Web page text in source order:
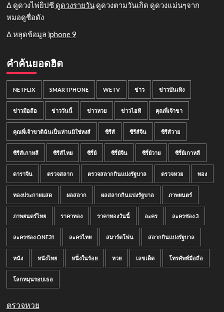
Δ ดูดวงไพ่ยิปซี ดูดวงรายวันดูดวงตามวันเกิด ดูดวงแม่นๆจาก
หมอดูชื่อดัง
Δ หลุดข้อมูล iphone 9
คำค้นยอดฮิต
NETFLIX SMARTPHONE WETV ข่าว ข่าวบันเทิง
ข่าวมือถือ ข่าววันนี้ ข่าวหวย ข่าวไอที คุณพี่เจ้าขา
คุณพี่เจ้าขาดิฉันเป็นห่านมิใช่หงส์ ซีรีส์ ซีรีส์จีน ซีรีส์วาย
ซีรีส์เกาหลี ซีรีส์ไทย ซีรี่ย์ ซีรี่ย์จีน ซีรี่ย์วาย ซีรี่ย์เกาหลี
ดาราจีน ตรวจสลาก ตรวจสลากกินแบ่งรัฐบาล ตรวจหวย ทอง
ทองประกายแสด ผลสลาก ผลสลากกินแบ่งรัฐบาล ภาพยนตร์
ภาพยนตร์ไทย ราคาทอง ราคาทองวันนี้ ละคร ละครช่อง 3
ละครช่อง ONE31 ละครไทย สมาร์ตโฟน สลากกินแบ่งรัฐบาล
หนัง หนังไทย หนึ่งในร้อย หวย เลขเด็ด โทรศัพท์มือถือ
โลกหมุนรอบเธอ
ตรวจหวย